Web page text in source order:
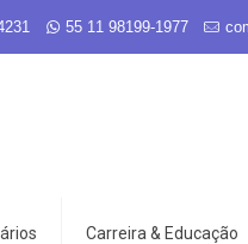
55 11 98199-1977
Carreira & Educação